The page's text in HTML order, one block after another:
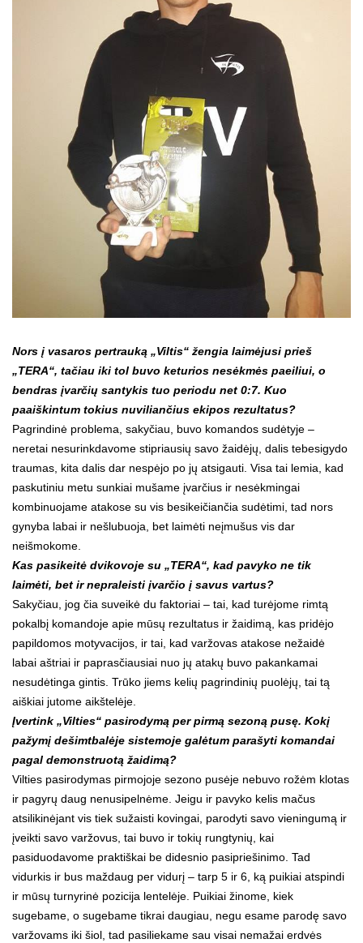
Nors į vasaros pertrauką „Viltis“ žengia laimėjusi prieš
„TERA“, tačiau iki tol buvo keturios nesėkmės paeiliui, o
bendras įvarčių santykis tuo periodu net 0:7. Kuo
paaiškintum tokius nuviliančius ekipos rezultatus?
Pagrindinė problema, sakyčiau, buvo komandos sudėtyje –
neretai nesurinkdavome stipriausių savo žaidėjų, dalis tebesigydo
traumas, kita dalis dar nespėjo po jų atsigauti. Visa tai lemia, kad
paskutiniu metu sunkiai mušame įvarčius ir nesėkmingai
kombinuojame atakose su vis besikeičiančia sudėtimi, tad nors
gynyba labai ir nešlubuoja, bet laimėti neįmušus vis dar
neišmokome.
Kas pasikeitė dvikovoje su „TERA“, kad pavyko ne tik
laimėti, bet ir nepraleisti įvarčio į savus vartus?
Sakyčiau, jog čia suveikė du faktoriai – tai, kad turėjome rimtą
pokalbį komandoje apie mūsų rezultatus ir žaidimą, kas pridėjo
papildomos motyvacijos, ir tai, kad varžovas atakose nežaidė
labai aštriai ir paprasčiausiai nuo jų atakų buvo pakankamai
nesudėtinga gintis. Trūko jiems kelių pagrindinių puolėjų, tai tą
aiškiai jutome aikštelėje.
Įvertink „Vilties“ pasirodymą per pirmą sezoną pusę. Kokį
pažymį dešimtbalėje sistemoje galėtum parašyti komandai
pagal demonstruotą žaidimą?
Vilties pasirodymas pirmojoje sezono pusėje nebuvo rožėm klotas
ir pagyrų daug nenusipelnėme. Jeigu ir pavyko kelis mačus
atsilikinėjant vis tiek sužaisti kovingai, parodyti savo vieningumą ir
įveikti savo varžovus, tai buvo ir tokių rungtynių, kai
pasiduodavome praktiškai be didesnio pasipriešinimo. Tad
vidurkis ir bus maždaug per vidurį – tarp 5 ir 6, ką puikiai atspindi
ir mūsų turnyrinė pozicija lentelėje. Puikiai žinome, kiek
sugebame, o sugebame tikrai daugiau, negu esame parodę savo
varžovams iki šiol, tad pasiliekame sau visai nemažai erdvės